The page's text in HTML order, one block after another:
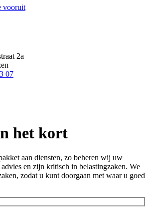
vooruit
2a
07
het kort
aan diensten, zo beheren wij uw
en zijn kritisch in belastingzaken. We
zodat u kunt doorgaan met waar u goed